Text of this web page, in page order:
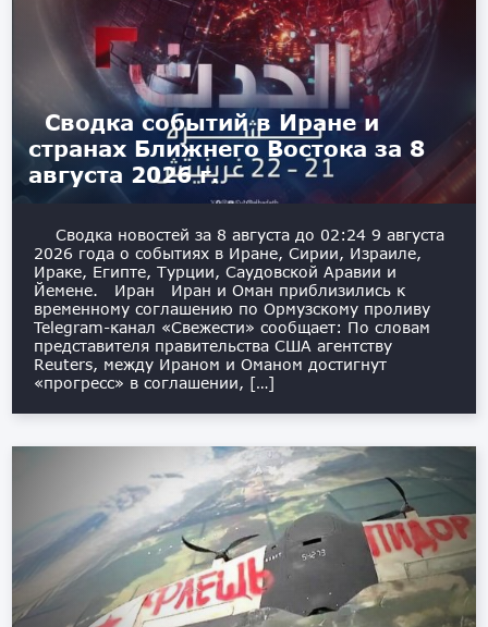
Сводка событий в Иране и
странах Ближнего Востока за 8
августа 2026 г.
Сводка новостей за 8 августа до 02:24 9 августа
2026 года о событиях в Иране, Сирии, Израиле,
Ираке, Египте, Турции, Саудовской Аравии и
Йемене. Иран Иран и Оман приблизились к
временному соглашению по Ормузскому проливу
Telegram-канал «Свежести» сообщает: По словам
представителя правительства США агентству
Reuters, между Ираном и Оманом достигнут
«прогресс» в соглашении, […]